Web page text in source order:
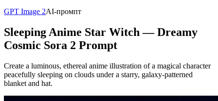
GPT Image 2AI-промпт
Sleeping Anime Star Witch — Dreamy
Cosmic Sora 2 Prompt
Create a luminous, ethereal anime illustration of a magical character
peacefully sleeping on clouds under a starry, galaxy-patterned
blanket and hat.